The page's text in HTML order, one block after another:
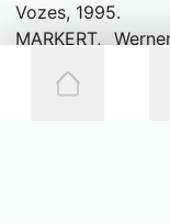
Vozes, 1995.
MARKERT,
Janeiro: Tempo